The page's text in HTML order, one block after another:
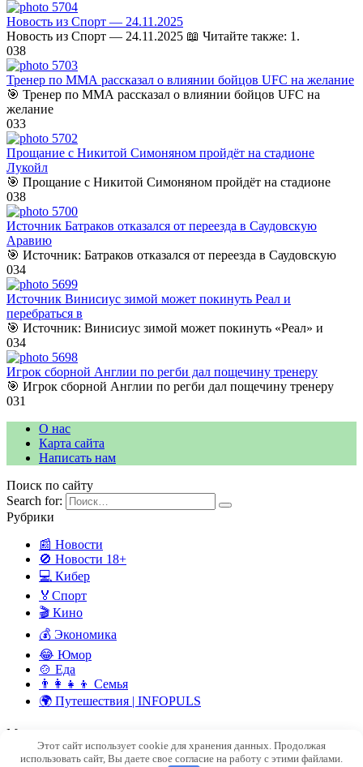
Новость из Спорт — 24.11.2025
Новость из Спорт — 24.11.2025 📖 Читайте также: 1.
038
Тренер по ММА рассказал о влиянии бойцов UFC на желание
🎯 Тренер по ММА рассказал о влиянии бойцов UFC на
желание
033
Прощание с Никитой Симоняном пройдёт на стадионе
Лукойл
🎯 Прощание с Никитой Симоняном пройдёт на стадионе
038
Источник Батраков отказался от переезда в Саудовскую
Аравию
🎯 Источник: Батраков отказался от переезда в Саудовскую
034
Источник Винисиус зимой может покинуть Реал и
перебраться в
🎯 Источник: Винисиус зимой может покинуть «Реал» и
034
Игрок сборной Англии по регби дал пощечину тренеру
🎯 Игрок сборной Англии по регби дал пощечину тренеру
031
О нас
Карта сайта
Написать нам
Поиск по сайту
Search for:
Рубрики
📰 Новости
🚫 Новости 18+
💻 Кибер
🏅Спорт
🎬 Кино
💰 Экономика
😂 Юмор
🍲 Еда
👨‍👩‍👧‍👦 Семья
🌍 Путешествия | INFOPULS
Мы в социальных сетях
© 2026 INFOPULSE — ПУЛЬС СОВРЕМЕННОГО МИРА
Этот сайт использует cookie для хранения данных. Продолжая
использовать сайт, Вы даете свое согласие на работу с этими файлами.